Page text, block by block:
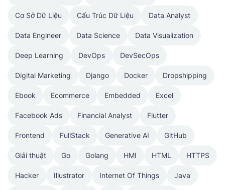
Cơ Sở Dữ Liệu Cấu Trúc Dữ Liệu Data Analyst
Data Engineer Data Science Data Visualization
Deep Learning DevOps DevSecOps
Digital Marketing Django Docker Dropshipping
Ebook Ecommerce Embedded Excel
Facebook Ads Financial Analyst Flutter
Frontend FullStack Generative AI GitHub
Giải thuật Go Golang HMI HTML HTTPS
Hacker Illustrator Internet Of Things Java